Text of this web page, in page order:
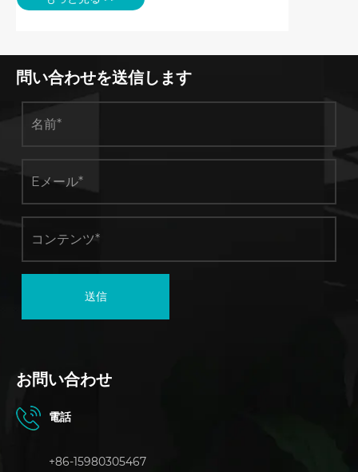
問い合わせを送信します
送信
お問い合わせ
電話
+86-15980305467